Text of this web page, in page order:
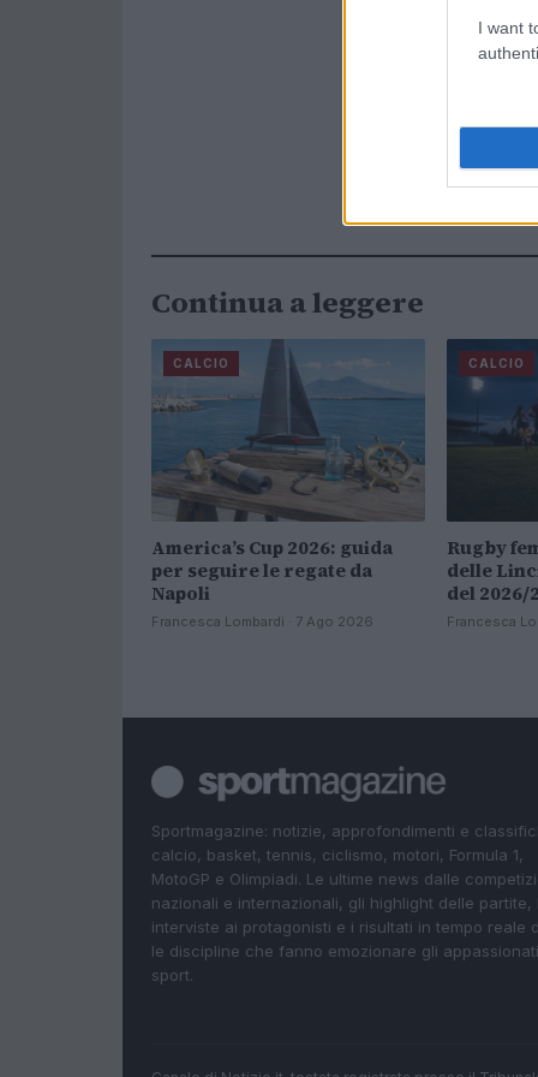
I want
Continua a leggere
CALCIO
America’s Cup 2026: guida
per seguire le regate da
Napoli
Francesca Lombardi · 7 Ago 2026
CALCIO
Rugby
delle
del 2026/
Francesca
Sportmagazine: notizie, approfondimenti e
calcio, basket, tennis, ciclismo, motori, Formula 1,
MotoGP e Olimpiadi. Le ultime news dalle
nazionali e internazionali, gli highlight delle partite,
interviste ai protagonisti e i risultati in tempo reale
le discipline che fanno emozionare gli
sport.